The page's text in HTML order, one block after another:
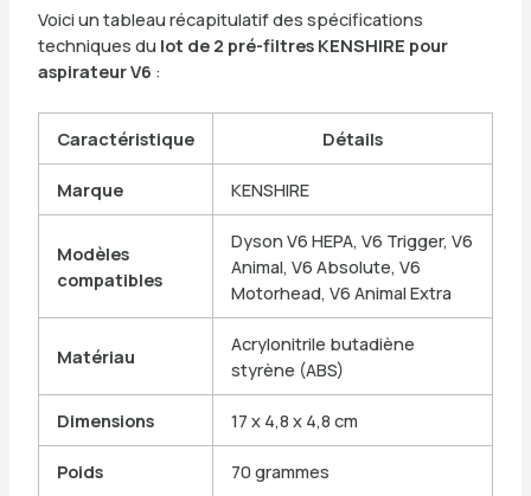
Voici un tableau récapitulatif des spécifications
techniques du lot de 2 pré-filtres KENSHIRE pour
aspirateur V6 :
Caractéristique Détails
Marque KENSHIRE
Modèles
compatibles
Dyson V6 HEPA, V6 Trigger, V6
Animal, V6 Absolute, V6
Motorhead, V6 Animal Extra
Matériau
Acrylonitrile butadiène
styrène (ABS)
Dimensions 17 x 4,8 x 4,8 cm
Poids 70 grammes